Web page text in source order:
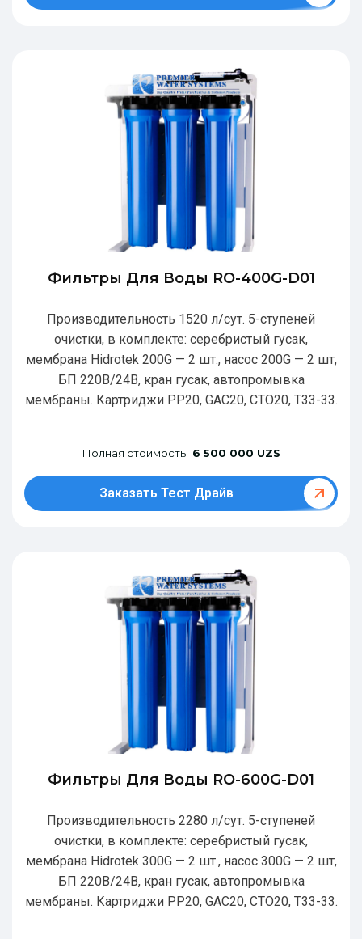
Фильтры Для Воды RO-400G-D01
Производительность 1520 л/сут. 5-ступеней
очистки, в комплекте: серебристый гусак,
мембрана Hidrotek 200G — 2 шт., насос 200G — 2 шт,
БП 220В/24В, кран гусак, автопромывка
мембраны. Картриджи РР20, GAC20, CTO20, T33-33.
Полная стоимость: 6 500 000 UZS
Заказать Тест Драйв
Фильтры Для Воды RO-600G-D01
Производительность 2280 л/сут. 5-ступеней
очистки, в комплекте: серебристый гусак,
мембрана Hidrotek 300G — 2 шт., насос 300G — 2 шт,
БП 220В/24В, кран гусак, автопромывка
мембраны. Картриджи РР20, GAC20, CTO20, T33-33.